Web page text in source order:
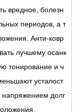
вредное, болезн
периодов, а т
Анти-ковр
лучшему осанк
тонирование и ч
усталост
напряжением долг